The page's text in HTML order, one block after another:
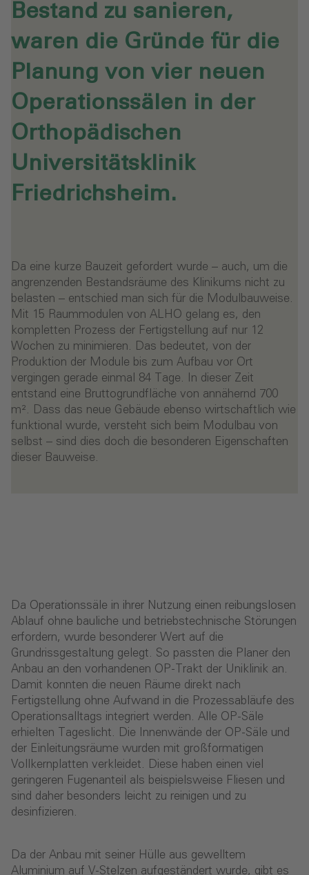
Bestand zu sanieren,
waren die Gründe für die
Planung von vier neuen
Operationssälen in der
Orthopädischen
Universitätsklinik
Friedrichsheim.
Da eine kurze Bauzeit gefordert wurde – auch, um die
angrenzenden Bestandsräume des Klinikums nicht zu
belasten – entschied man sich für die Modulbauweise.
Mit 15 Raummodulen von ALHO gelang es, den
kompletten Prozess der Fertigstellung auf nur 12
Wochen zu minimieren. Das bedeutet, von der
Produktion der Module bis zum Aufbau vor Ort
vergingen gerade einmal 84 Tage. In dieser Zeit
entstand eine Bruttogrundfläche von annähernd 700
m². Dass das neue Gebäude ebenso wirtschaftlich wie
funktional wurde, versteht sich beim Modulbau von
selbst – sind dies doch die besonderen Eigenschaften
dieser Bauweise.
Da Operationssäle in ihrer Nutzung einen reibungslosen
Ablauf ohne bauliche und betriebstechnische Störungen
erfordern, wurde besonderer Wert auf die
Grundrissgestaltung gelegt. So passten die Planer den
Anbau an den vorhandenen OP-Trakt der Uniklinik an.
Damit konnten die neuen Räume direkt nach
Fertigstellung ohne Aufwand in die Prozessabläufe des
Operationsalltags integriert werden. Alle OP-Säle
erhielten Tageslicht. Die Innenwände der OP-Säle und
der Einleitungsräume wurden mit großformatigen
Vollkernplatten verkleidet. Diese haben einen viel
geringeren Fugenanteil als beispielsweise Fliesen und
sind daher besonders leicht zu reinigen und zu
desinfizieren.
Da der Anbau mit seiner Hülle aus gewelltem
Aluminium auf V-Stelzen aufgeständert wurde, gibt es